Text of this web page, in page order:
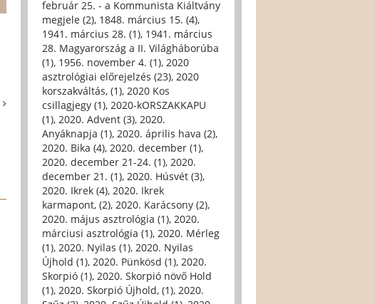
február 25. - a Kommunista Kiáltvány
megjele (2), 1848. március 15. (4),
1941. március 28. (1), 1941. március
28. Magyarország a II. Világháborúba
(1), 1956. november 4. (1), 2020
asztrológiai előrejelzés (23), 2020
korszakváltás, (1), 2020 Kos
csillagjegy (1), 2020-kORSZAKKAPU
(1), 2020. Advent (3), 2020.
Anyáknapja (1), 2020. április hava (2),
2020. Bika (4), 2020. december (1),
2020. december 21-24. (1), 2020.
december 21. (1), 2020. Húsvét (3),
2020. Ikrek (4), 2020. Ikrek
karmapont, (2), 2020. Karácsony (2),
2020. május asztrológia (1), 2020.
márciusi asztrológia (1), 2020. Mérleg
(1), 2020. Nyilas (1), 2020. Nyilas
Újhold (1), 2020. Pünkösd (1), 2020.
Skorpió (1), 2020. Skorpió növő Hold
(1), 2020. Skorpió Újhold, (1), 2020.